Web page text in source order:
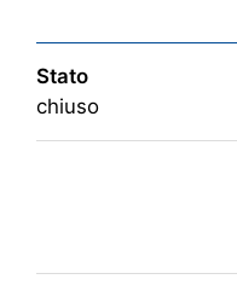
Stato
chiuso